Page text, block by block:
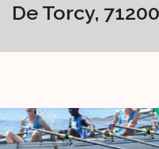
De Torcy,